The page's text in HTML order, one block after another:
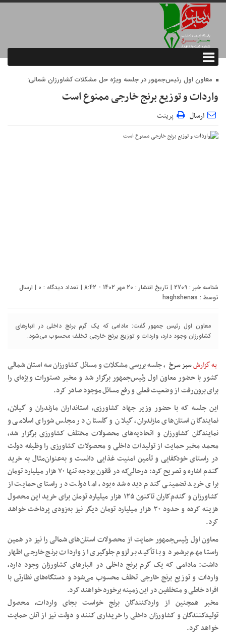
معاون اول رئیس‌جمهور در جلسه ویژه حل مشکلات کشاورزان شمالی:
واردات و توزیع برنج خارجی ممنوع است
ارسال پرینت
شناسه خبر : 2709 | تاریخ انتشار : 20 مهر 1402 - 8:42 | تعداد دیدگاه : 0 | ارسال
توسط : haghshenas
معاون اول رئیس جمهور گفت: مادامی که یک گرم برنج داخلی در انبارهای
کشاورزان وجود دارد، واردات و توزیع برنج خارجی تخلف محسوب می‌شود.
به گزارشسبز سرخ ، جلسه بررسی مشکلات و مسائل کشاورزان سه استان شمالی
کشور با حضور معاون اول رئیس‌جمهور برگزار شد و مخبر دستورات ویژه‌ای را
برای برون‌رفت از وضعیت فعلی و رفع مسائل موجود صادر کرد.
این جلسه که با حضور وزیر جهاد کشاورزی، استانداران مازندران و گیلان،
نمایندگان استان‌های مازندران، گیلان و گلستان در مجلس شورای اسلامی و
نمایندگان کشاورزان و اتحادیه‌های محصولات مختلف کشاورزی برگزار شد،
محمد مخبر حمایت از تولیدات داخلی و محصولات کشاورزی را وظیفه دولت
در راستای خودکفایی و تأمین امنیت غذایی دانست و به‌عنوان‌مثال به خرید
گندم اشاره و تصریح کرد: درحالی‌که در قانون بودجه تنها ۷۰ هزار میلیارد تومان
برای خرید تضمینی گندم دیده شده بود، اما دولت در راستای حمایت از
کشاورزان و گندم‌کاران تاکنون ۱۲۵ هزار میلیارد تومان برای خرید این محصول
هزینه کرده و حدود ۳۰ هزار میلیارد تومان دیگر نیز به‌زودی پرداخت خواهد
کرد.
معاون اول رئیس‌جمهور حمایت از محصولات استان‌های شمالی را نیز در همین
راستا مهم برشمرد و با تأکید بر لزوم جلوگیری از واردات برنج خارجی اظهار
داشت: مادامی که یک گرم برنج داخلی در انبارهای کشاورزان وجود دارد،
واردات و توزیع برنج خارجی تخلف محسوب می‌شود و دستگاه‌های نظارتی با
افراد خاطی و متخلفین در این زمینه برخورد خواهند کرد.
مخبر همچنین از واردکنندگان برنج خواست بجای واردات، محصول
تولیدکنندگان و کشاورزان داخلی را خریداری کنند و دولت نیز از آنان حمایت
خواهد کرد.